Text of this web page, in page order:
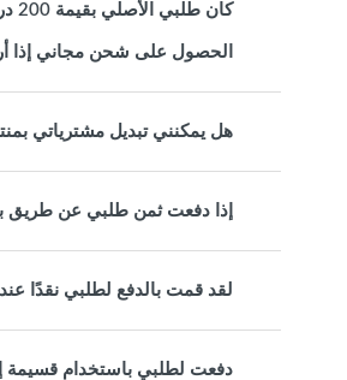
الحصول على شحن مجاني إذا
هل يمكنني تبديل مشترياتي
إذا دفعت ثمن طلبي عن طريق
لقد قمت بالدفع لطلبي نقدًا
دفعت لطلبي باستخدام قسيمة